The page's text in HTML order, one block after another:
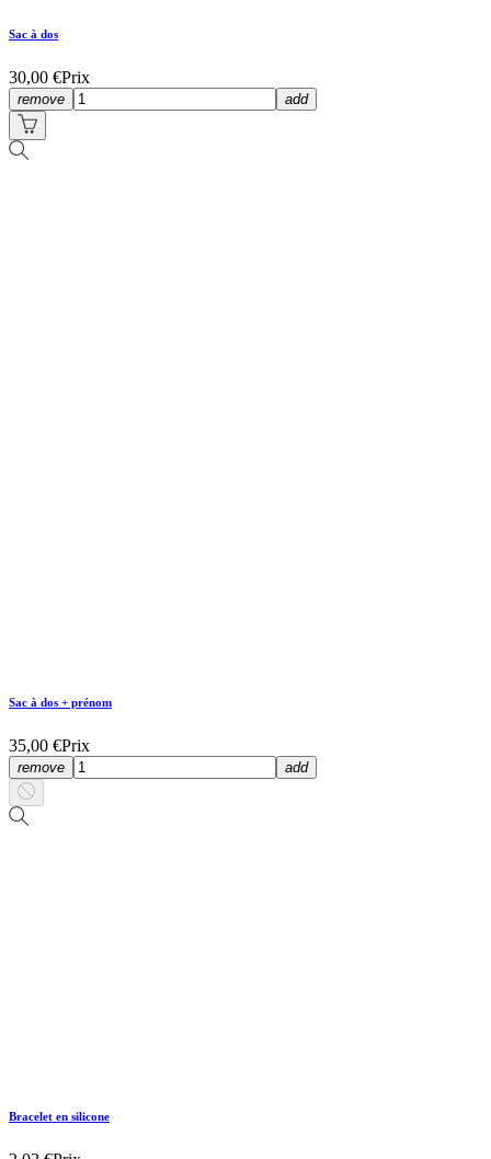
Sac à dos
30,00 €Prix
remove add
Sac à dos + prénom
35,00 €Prix
remove add
Bracelet en silicone